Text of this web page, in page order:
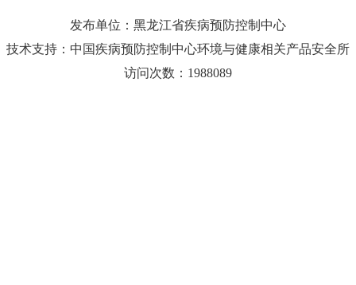
发布单位：黑龙江省疾病预防控制中心
技术支持：中国疾病预防控制中心环境与健康相关产品安全所
访问次数：1988089